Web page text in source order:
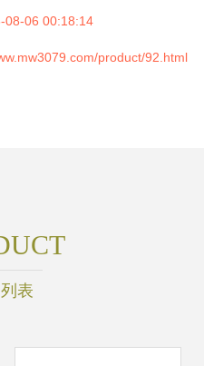
08-06 00:18:14
product/92.html
表